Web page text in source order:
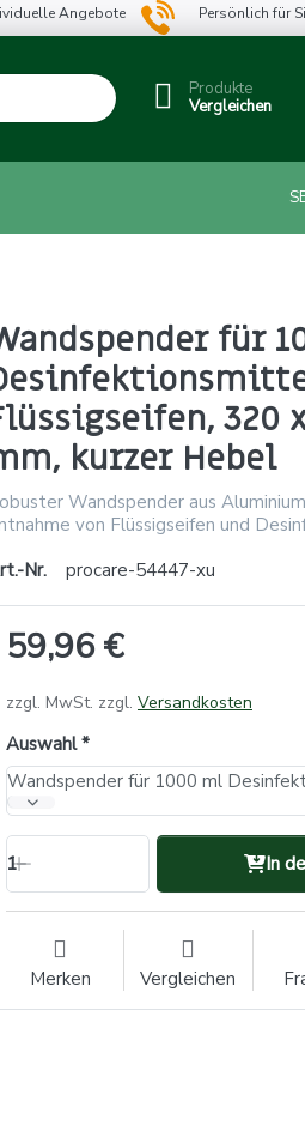
Angebote Persönlich für
Produkte
Vergleichen
für
320
kurzer Hebel
Wandspender aus
von Flüssigseifen und
Nr.
procare-54447-xu
59,96 €
zzgl. MwSt. zzgl. Versandkosten
Auswahl
1 In
Merken Vergleichen